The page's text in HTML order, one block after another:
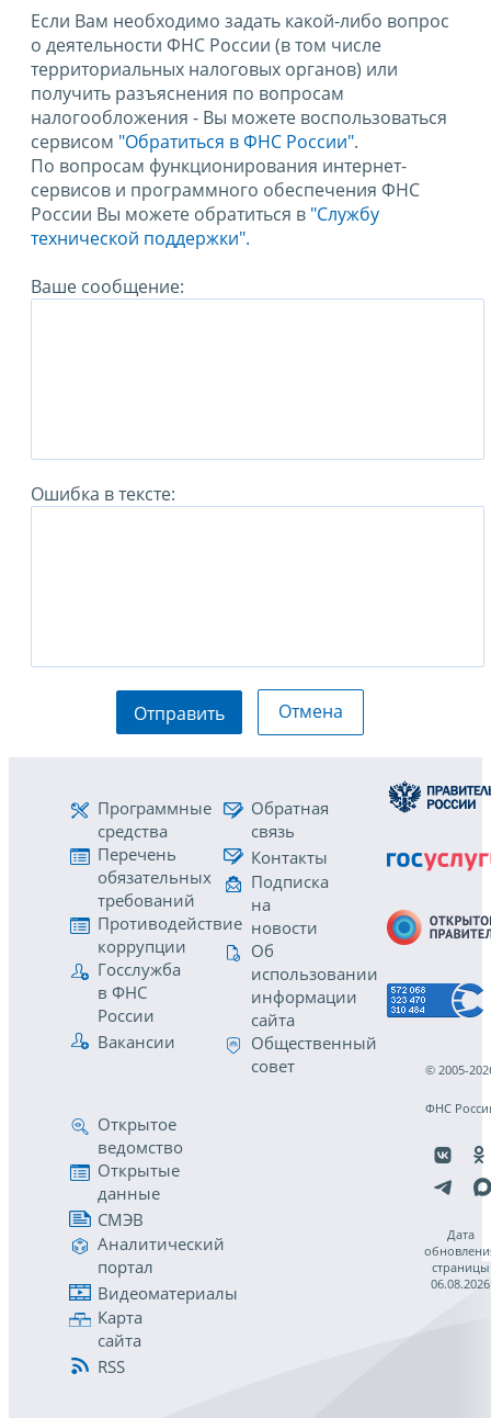
Если Вам необходимо задать какой-либо вопрос
о деятельности ФНС России (в том числе
территориальных налоговых органов) или
получить разъяснения по вопросам
налогообложения - Вы можете воспользоваться
сервисом "Обратиться в ФНС России".
По вопросам функционирования интернет-
сервисов и программного обеспечения ФНС
России Вы можете обратиться в "Службу
технической поддержки".
Ваше сообщение:
Ошибка в тексте:
Отправить Отмена
Программные
средства
Перечень
обязательных
требований
Противодействие
коррупции
Госслужба
в ФНС
России
Вакансии
Обратная
связь
Контакты
Подписка
на
новости
Об
использовании
информации
сайта
Общественный
совет
Открытое
ведомство
Открытые
данные
СМЭВ
Аналитический
портал
Видеоматериалы
Карта
сайта
RSS
© 2005-
ФНС
Дата
страницы
06.08.2026